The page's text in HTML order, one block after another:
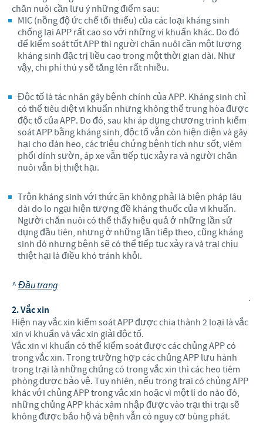
chăn nuôi cần lưu ý những điểm sau:
MIC (nồng độ ức chế tối thiểu) của các loại kháng sinh
chống lại APP rất cao so với những vi khuẩn khác. Do đó
để kiểm soát tốt APP thì người chăn nuôi cần một lượng
kháng sinh đặc trị liều cao trong một thời gian dài. Như
vậy, chi phí thú y sẽ tăng lên rất nhiều.
Độc tố là tác nhân gây bệnh chính của APP. Kháng sinh chỉ
có thể tiêu diệt vi khuẩn nhưng không thể trung hòa được
độc tố của APP. Do đó, sau khi áp dụng chương trình kiểm
soát APP bằng kháng sinh, độc tố vẫn còn hiện diện và gây
hại cho đàn heo, các triệu chứng bệnh tích như sốt, viêm
phổi dính sườn, áp xe vẫn tiếp tục xảy ra và người chăn
nuôi vẫn bị thiệt hại.
Trộn kháng sinh với thức ăn không phải là biện pháp lâu
dài do lo ngại hiện tượng đề kháng thuốc của vi khuẩn.
Người chăn nuôi có thể thấy hiệu quả ở những lần sử
dụng đầu tiên, nhưng ở những lần tiếp theo, cũng kháng
sinh đó nhưng bệnh sẽ có thể tiếp tục xảy ra và trại chịu
thiệt hại là điều khó tránh khỏi.
^Đầu trang
.
2. Vắc xin
Hiện nay vắc xin kiểm soát APP được chia thành 2 loại là vắc
xin vi khuẩn và vắc xin giải độc tố.
Vắc xin vi khuẩn có thể kiểm soát được các chủng APP có
trong vắc xin. Trong trường hợp các chủng APP lưu hành
trong trại là những chủng có trong vắc xin thì các heo tiêm
phòng được bảo vệ. Tuy nhiên, nếu trong trại có chủng APP
khác với chủng APP trong vắc xin hoặc vì một lí do nào đó,
những chủng APP khác xâm nhập được vào trại thì trại sẽ
không được bảo hộ và bệnh vẫn có nguy cơ bùng phát.